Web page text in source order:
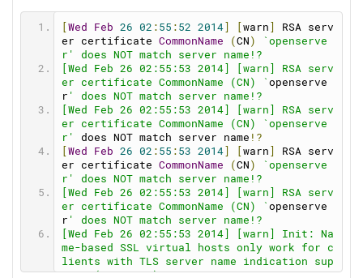
Wed Feb 26 02 : 55 : 52 2014 warn
RSA serv
er certificate CommonName (CN )
`openserve
r' does NOT match server name!?
[Wed Feb 26 02:55:53 2014] [warn] RSA serv
er certificate CommonName (CN) ` openserve
r ' does NOT match server name!?
[Wed Feb 26 02:55:53 2014] [warn] RSA serv
er certificate CommonName (CN) `openserve
r'
does NOT match server name !?
Wed Feb 26 02 : 55 : 53 2014 warn
RSA serv
er certificate CommonName (CN )
`openserve
r' does NOT match server name!?
[Wed Feb 26 02:55:53 2014] [warn] RSA serv
er certificate CommonName (CN) ` openserve
r ' does NOT match server name!?
[Wed Feb 26 02:55:53 2014] [warn] Init: Na
me-based SSL virtual hosts only work for c
lients with TLS server name indication sup
port (RFC 4366)